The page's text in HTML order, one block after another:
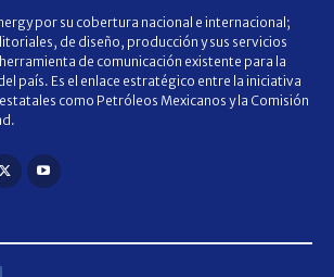
por su cobertura nacional e internacional;
de diseño, producción y sus servicios
de comunicación existente para la
país. Es el enlace estratégico entre la iniciativa
como Petróleos Mexicanos y la Comisión